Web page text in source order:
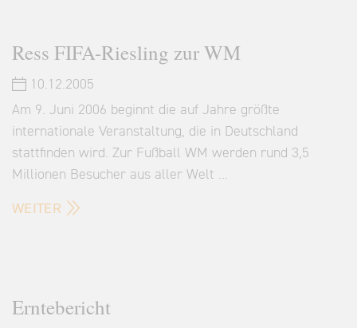
Ress FIFA-Riesling zur WM
10.12.2005
Am 9. Juni 2006 beginnt die auf Jahre größte
internationale Veranstaltung, die in Deutschland
stattfinden wird. Zur Fußball WM werden rund 3,5
Millionen Besucher aus aller Welt …
WEITER
Erntebericht